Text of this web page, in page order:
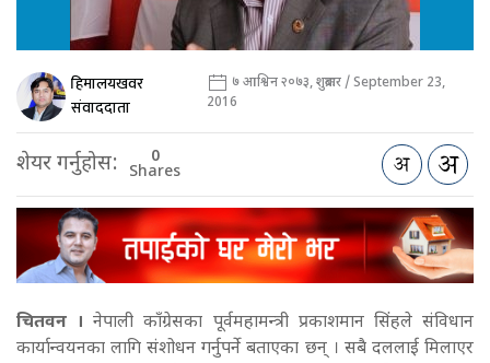
हिमालयखवर
संवाददाता
७ आश्विन २०७३, शुक्रबार / September 23,
2016
शेयर गर्नुहोस: 0
Shares
चितवन । नेपाली काँग्रेसका पूर्वमहामन्त्री प्रकाशमान सिंहले संविधान
कार्यान्वयनका लागि संशोधन गर्नुपर्ने बताएका छन् । सबै दललाई मिलाएर